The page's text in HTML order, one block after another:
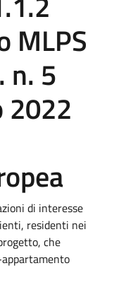
MLPS
n. 5
2022
di interesse
residenti nei
che